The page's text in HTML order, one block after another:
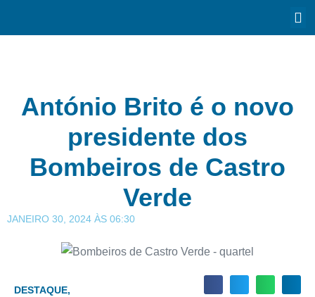
António Brito é o novo
presidente dos
Bombeiros de Castro
Verde
JANEIRO 30, 2024 ÀS 06:30
DESTAQUE,